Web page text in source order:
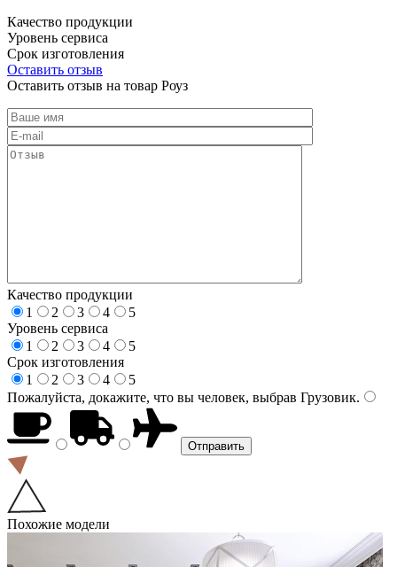
Качество продукции
Уровень сервиса
Срок изготовления
Оставить отзыв
Оставить отзыв на товар Роуз
Качество продукции
1
2 3 4
5
Уровень сервиса
1
2 3 4
5
Срок изготовления
1
2 3 4
5
Пожалуйста, докажите, что вы человек, выбрав Грузовик.
Похожие модели